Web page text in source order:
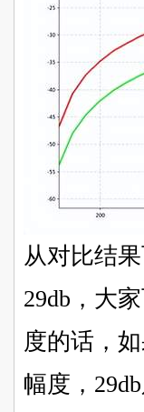
从对比结
29db，大
度的话，
幅度，